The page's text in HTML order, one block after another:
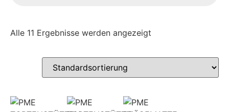
Alle 11 Ergebnisse werden angezeigt